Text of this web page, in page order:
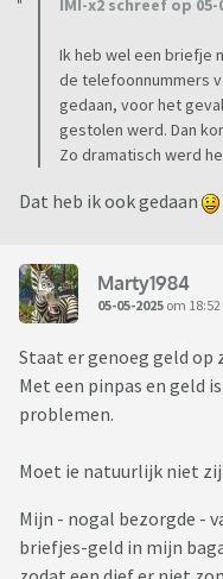
IMI-x2 schreef op 05-
Ik heb wel een briefje
de telefoonnummers
gedaan, voor het
gestolen werd. Dan
Zo dramatisch werd
Dat heb ik ook gedaan
Marty1984
05-05-2025 om 18:52
Staat er genoeg geld op
Met een pinpas en geld
problemen.
Moet ie natuurlijk niet
Mijn - nogal bezorgde -
briefjes-geld in mijn